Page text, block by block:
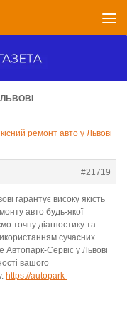
ремонт авто у Львові
#21719
гарантує високу якість
авто будь-якої
точну діагностику та
сучасних
Автопарк-Сервіс у Львові
вашого
https://autopark-